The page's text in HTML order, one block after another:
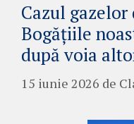
Cazul gazelor
Bogățiile
după voia
15 iunie 2026 de